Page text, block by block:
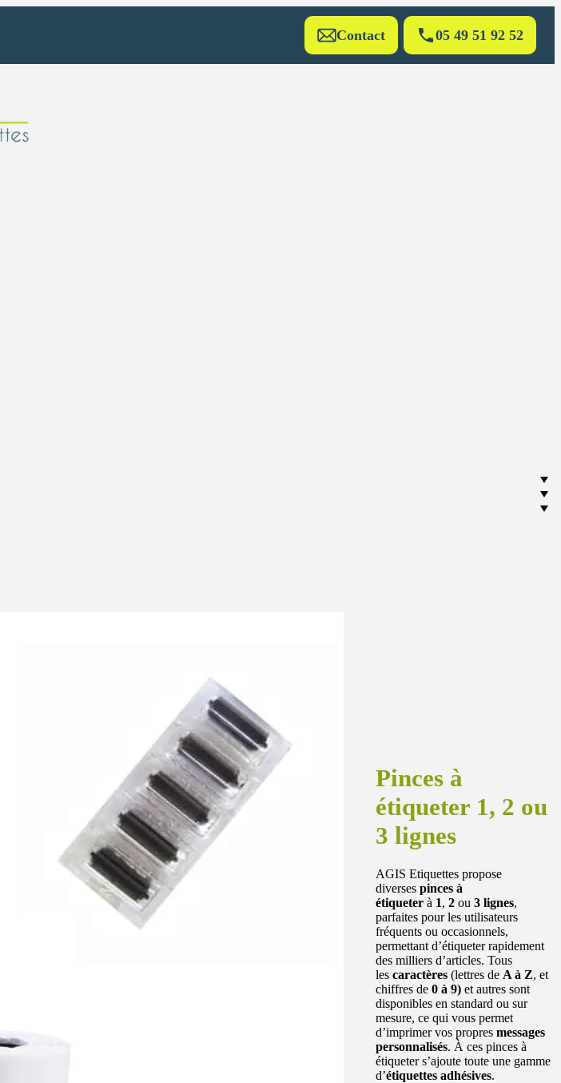
Contact 05 49 51 92 52
Pinces à
étiqueter 1, 2 ou
3 lignes
AGIS Etiquettes propose
diverses pinces à
étiqueter à 1, 2 ou 3 lignes,
parfaites pour les utilisateurs
fréquents ou occasionnels,
permettant d’étiqueter rapidement
des milliers d’articles. Tous
les caractères (lettres de A à Z, et
chiffres de 0 à 9) et autres sont
disponibles en standard ou sur
mesure, ce qui vous permet
d’imprimer vos propres messages
personnalisés. À ces pinces à
étiqueter s’ajoute toute une gamme
d’étiquettes adhésives.